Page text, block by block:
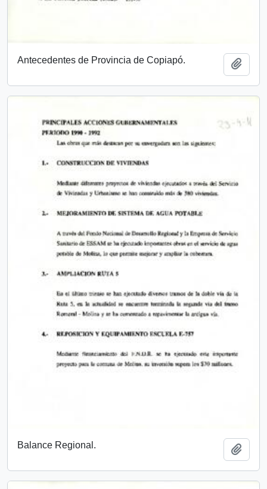
Antecedentes de Provincia de Copiapó.
Balance Regional.